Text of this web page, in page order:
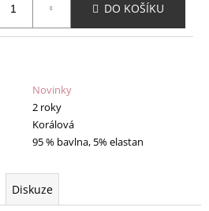
DO KOŠÍKU
Novinky
2 roky
Korálová
95 % bavlna, 5% elastan
Diskuze